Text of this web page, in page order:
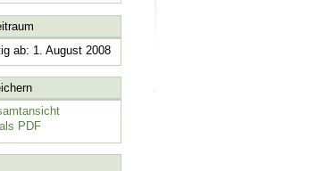
ab: 1. August 2008
PDF